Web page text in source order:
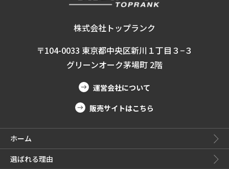
株式会社トップランク
〒104-0033 東京都中央区新川１丁目３−３
グリーンオーク茅場町 2階
運営会社について
販売サイトはこちら
ホーム
選ばれる理由